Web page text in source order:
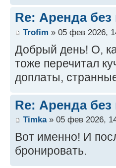
Re: Аренда
Trofim » 05 фев 2026,
Добрый день! О,
тоже перечитал
доплаты,
Re: Аренда
Timka» 05 фев 2026,
Вот именно! И
бронировать.